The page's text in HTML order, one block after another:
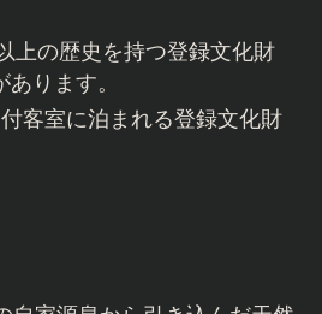
上の歴史を持つ登録文化財
ります。
客室に泊まれる登録文化財